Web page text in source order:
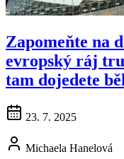
Zapomeňte na
evropský ráj
tam dojedete
23. 7. 2025
Michaela Hanelová